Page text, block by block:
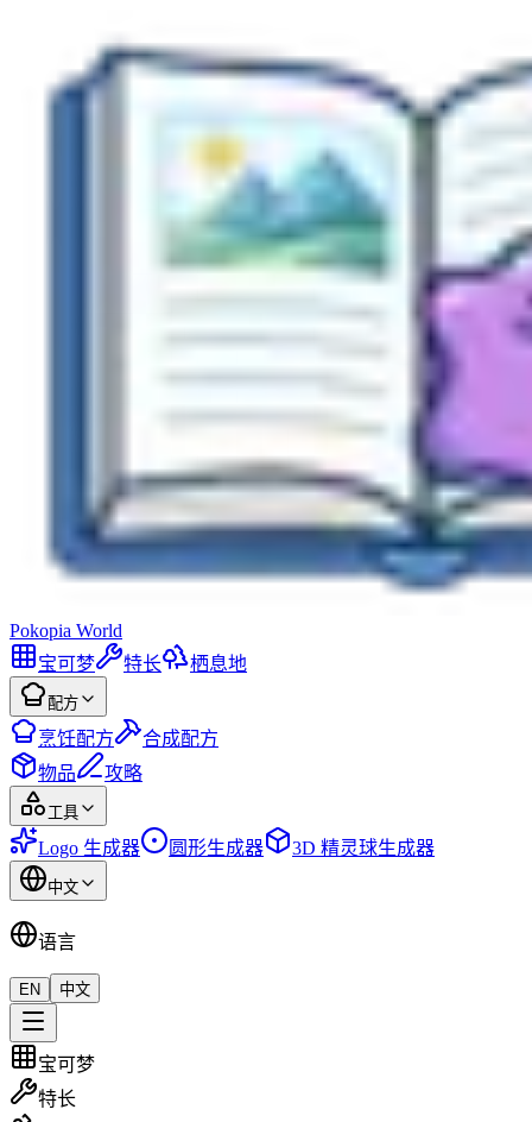
Pokopia World
宝可梦
特长 栖息地
配方
烹饪配方
合成配方
物品
攻略
工具
Logo 生成器 圆形生成器 3D 精灵球生成器
中文
语言
EN 中文
宝可梦
特长